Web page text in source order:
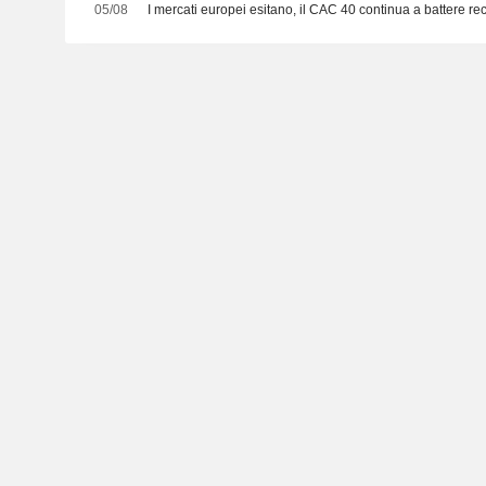
05/08 I mercati europei esitano, il CAC 40 continua a battere